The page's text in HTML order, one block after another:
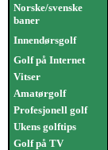
Norske/svenske
baner
Innendørsgolf
Golf på Internet
Vitser
Amatørgolf
Profesjonell golf
Ukens golftips
Golf på TV